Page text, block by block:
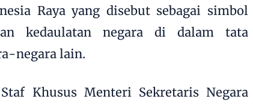
Raya yang disebut sebagai simbol
kedaulatan negara di dalam tata
negara lain.
Khusus Menteri Sekretaris Negara